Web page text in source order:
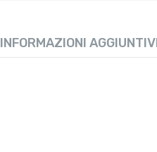
INFORMAZIONI